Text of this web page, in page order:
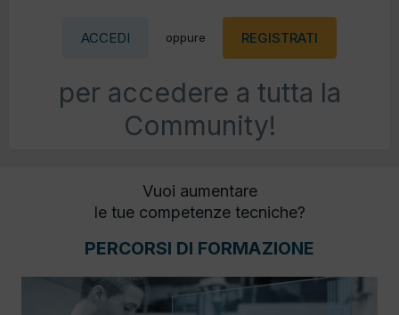
ACCEDI oppure REGISTRATI
per accedere a tutta la
Community!
Vuoi aumentare
le tue competenze tecniche?
PERCORSI DI FORMAZIONE